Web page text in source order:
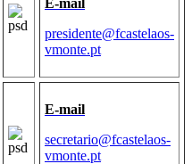
presidente@fcastelaos-
vmonte.pt
E-mail
secretario@fcastelaos-
vmonte.pt